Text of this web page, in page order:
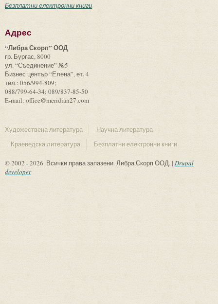
Безплатни електронни книги
Адрес
“Либра Скорп” ООД
гр. Бургас, 8000
ул. “Съединение” №5
Бизнес център “Елена”, ет. 4
тел.: 056/994-809;
088/799-64-34; 089/837-85-50
E-mail: office@meridian27.com
Художествена литература
Научна литература
Краеведска литература
Безплатни електронни книги
© 2002 - 2026. Всички права запазени. Либра Скорп ООД. | Drupal
developer